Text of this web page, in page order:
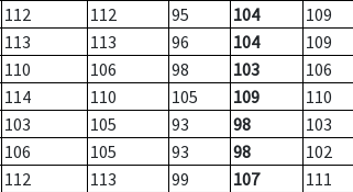
112 112 95 104
109
113 113 96 104
109
110 106 98 103
106
114 110 105 109
110
103 105 93 98
103
106 105 93 98
102
112 113 99 107
111